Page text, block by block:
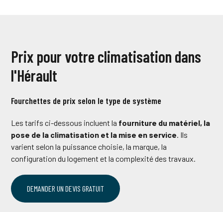
Prix pour votre climatisation dans
l'Hérault
Fourchettes de prix selon le type de système
Les tarifs ci-dessous incluent la fourniture du matériel, la
pose de la climatisation et la mise en service. Ils
varient selon la puissance choisie, la marque, la
configuration du logement et la complexité des travaux.
DEMANDER UN DEVIS GRATUIT